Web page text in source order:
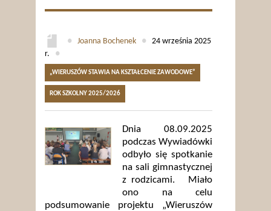
● Joanna Bochenek ●
24 września 2025
r.
●
„WIERUSZÓW STAWIA NA KSZTAŁCENIE ZAWODOWE”
ROK SZKOLNY 2025/2026
Dnia 08.09.2025
podczas Wywiadówki
odbyło się spotkanie
na sali gimnastycznej
z rodzicami. Miało
ono na celu
podsumowanie projektu „Wieruszów